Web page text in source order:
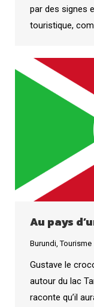
par des signes
touristique,
Au pays
Burundi,Tourisme
Gustave le
autour du lac
raconte qu’il